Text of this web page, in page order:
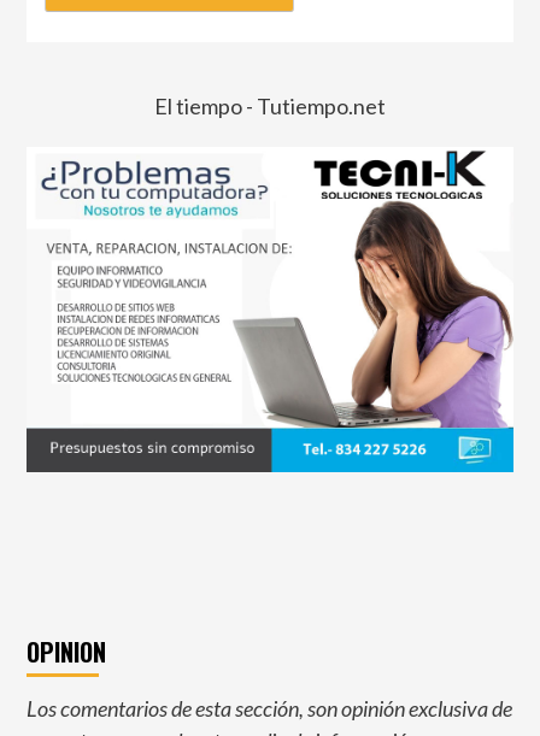
El tiempo - Tutiempo.net
OPINION
Los comentarios de esta sección, son opinión exclusiva de